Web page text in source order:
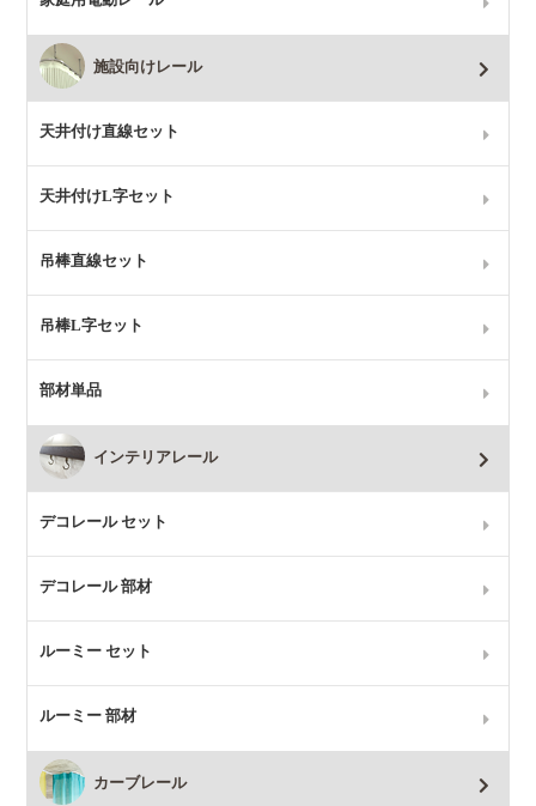
施設向けレール
天井付け直線セット
天井付けL字セット
吊棒直線セット
吊棒L字セット
部材単品
インテリアレール
デコレール セット
デコレール 部材
ルーミー セット
ルーミー 部材
カーブレール